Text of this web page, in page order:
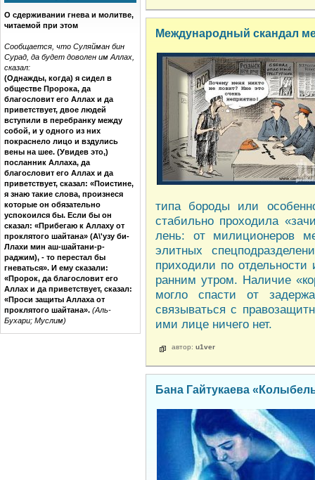
О сдерживании гнева и молитве,
читаемой при этом
Сообщается, что Суляйман бин
Сурад, да будет доволен им Аллах,
сказал:
(Однажды, когда) я сидел в
обществе Пророка, да
благословит его Аллах и да
приветствует, двое людей
вступили в перебранку между
собой, и у одного из них
покраснело лицо и вздулись
вены на шее. (Увидев это,)
посланник Аллаха, да
благословит его Аллах и да
приветствует, сказал: «Поистине,
я знаю такие слова, произнеся
которые он обязательно
успокоился бы. Если бы он
сказал: «Прибегаю к Аллаху от
проклятого шайтана» (А\'узу би-
Ллахи мин аш-шайтани-р-
раджим), - то перестал бы
гневаться». И ему сказали:
«Пророк, да благословит его
Аллах и да приветствует, сказал:
«Проси защиты Аллаха от
проклятого шайтана». (Аль-
Бухари; Муслим)
Международный скандал
типа бороды или
стабильно проходила
лень: от милиционеров
элитных
приходили по
ранним утром. Наличие
могло спасти от
связываться с
ими лице ничего нет.
автор: u1ver
Бана Гайтукаева